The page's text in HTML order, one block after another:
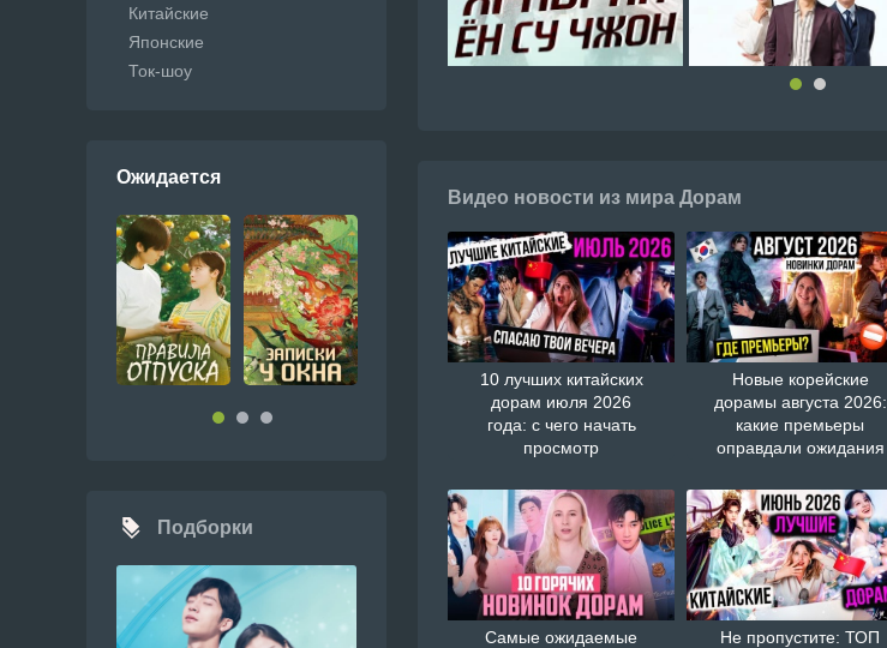
Видео новости из мира Дорам
10 лучших китайских
дорам июля 2026
года: с чего начать
просмотр
Новые корейские
дорамы августа 2026:
какие премьеры
оправдали ожидания
Самые ожидаемые
Не пропустите: ТОП
Китайские
Японские
Ток-шоу
Ожидается
Подборки